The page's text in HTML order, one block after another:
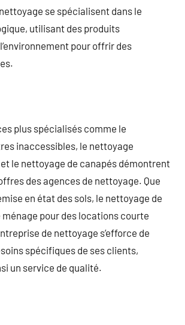
se spécialisent dans le
utilisant des produits
pour offrir des
plus spécialisés comme le
inaccessibles, le nettoyage
le nettoyage de canapés démontrent
des agences de nettoyage. Que
en état des sols, le nettoyage de
pour des locations courte
de nettoyage s’efforce de
spécifiques de ses clients,
un service de qualité.